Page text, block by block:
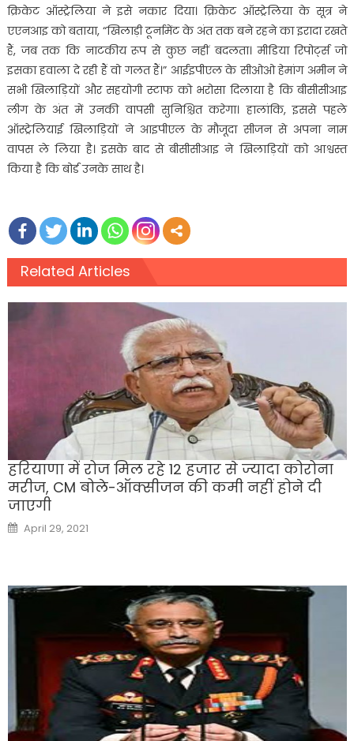
क्रिकेट ऑस्ट्रेलिया ने इसे नकार दिया। क्रिकेट ऑस्ट्रेलिया के सूत्र ने
एएनआइ को बताया, “खिलाड़ी टूर्नामेंट के अंत तक बने रहने का इरादा रखते
हैं, जब तक कि नाटकीय रूप से कुछ नहीं बदलता। मीडिया रिपोर्ट्स जो
इसका हवाला दे रही हैं वो गलत हैं।” आईइपीएल के सीओओ हेमांग अमीन ने
सभी खिलाड़ियों और सहयोगी स्टाफ को भरोसा दिलाया है कि बीसीसीआइ
लीग के अंत में उनकी वापसी सुनिश्चित करेगा। हालांकि, इससे पहले
ऑस्ट्रेलियाई खिलाड़ियों ने आइपीएल के मौजूदा सीजन से अपना नाम
वापस ले लिया है। इसके बाद से बीसीसीआइ ने खिलाड़ियों को आश्वस्त
किया है कि बोर्ड उनके साथ है।
Related Articles
हरियाणा में रोज मिल रहे 12 हजार से ज्यादा कोरोना
मरीज, CM बोले-ऑक्सीजन की कमी नहीं होने दी
जाएगी
Posted
on
April 29, 2021